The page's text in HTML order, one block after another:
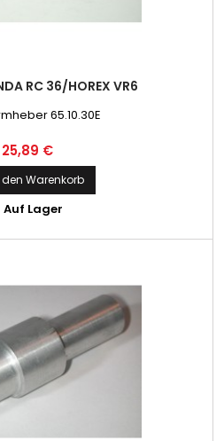
RC 36/HOREX VR6
65.10.30E
Preis
25,89 €
den Warenkorb
Auf Lager